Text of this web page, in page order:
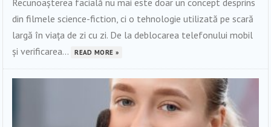
din filmele science-fiction, ci o tehnologie utilizată pe scară
largă în viața de zi cu zi. De la deblocarea telefonului mobil
și verificarea...
READ MORE »